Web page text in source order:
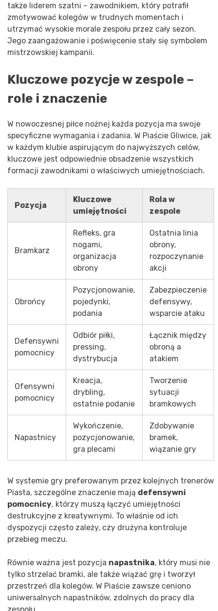
także liderem szatni – zawodnikiem, który potrafił
zmotywować kolegów w trudnych momentach i
utrzymać wysokie morale zespołu przez cały sezon.
Jego zaangażowanie i poświęcenie stały się symbolem
mistrzowskiej kampanii.
Kluczowe pozycje w zespole –
role i znaczenie
W nowoczesnej piłce nożnej każda pozycja ma swoje
specyficzne wymagania i zadania. W Piaście Gliwice, jak
w każdym klubie aspirującym do najwyższych celów,
kluczowe jest odpowiednie obsadzenie wszystkich
formacji zawodnikami o właściwych umiejętnościach.
Pozycja
Kluczowe
umiejętności
Rola w
zespole
Bramkarz
Refleks, gra
nogami,
organizacja
obrony
Ostatnia linia
obrony,
rozpoczynanie
akcji
Obrońcy
Pozycjonowanie,
pojedynki,
podania
Zabezpieczenie
defensywy,
wsparcie ataku
Defensywni
pomocnicy
Odbiór piłki,
pressing,
dystrybucja
Łącznik między
obroną a
atakiem
Ofensywni
pomocnicy
Kreacja,
drybling,
ostatnie podanie
Tworzenie
sytuacji
bramkowych
Napastnicy
Wykończenie,
pozycjonowanie,
gra plecami
Zdobywanie
bramek,
wiązanie gry
W systemie gry preferowanym przez kolejnych trenerów
Piasta, szczególne znaczenie mają defensywni
pomocnicy, którzy muszą łączyć umiejętności
destrukcyjne z kreatywnymi. To właśnie od ich
dyspozycji często zależy, czy drużyna kontroluje
przebieg meczu.
Równie ważna jest pozycja napastnika, który musi nie
tylko strzelać bramki, ale także wiązać grę i tworzył
przestrzeń dla kolegów. W Piaście zawsze ceniono
uniwersalnych napastników, zdolnych do pracy dla